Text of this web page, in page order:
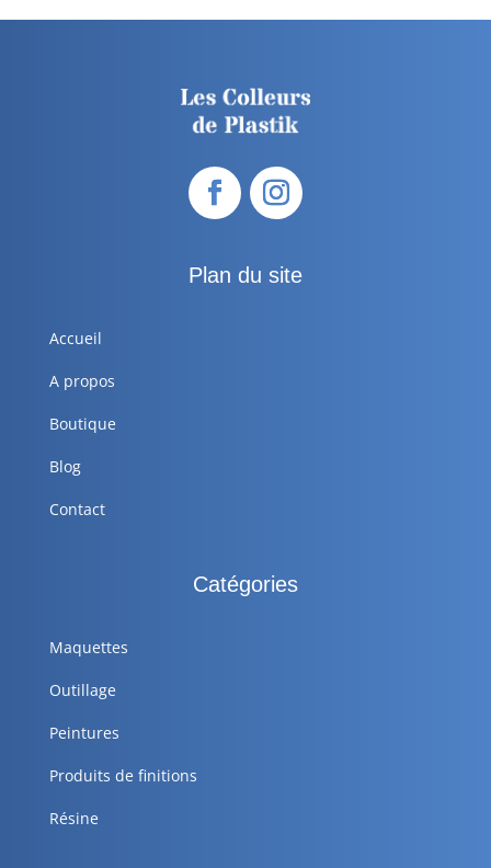
Plan du site
Accueil
A propos
Boutique
Blog
Contact
Catégories
Maquettes
Outillage
Peintures
Produits de finitions
Résine